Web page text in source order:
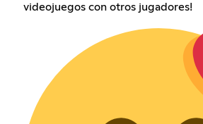
videojuegos con otros jugadores!